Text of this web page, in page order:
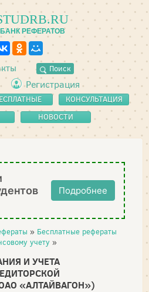
БАНК РЕФЕРАТОВ
Поиск
Регистрация
КОНСУЛЬТАЦИЯ
НОВОСТИ
Подробнее
» Бесплатные рефераты
учету »
И УЧЕТА
«АЛТАЙВАГОН»)